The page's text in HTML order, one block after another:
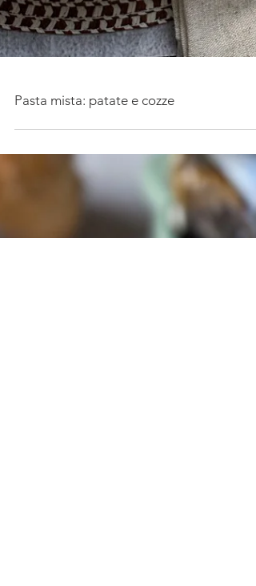
Pasta mista: patate e cozze